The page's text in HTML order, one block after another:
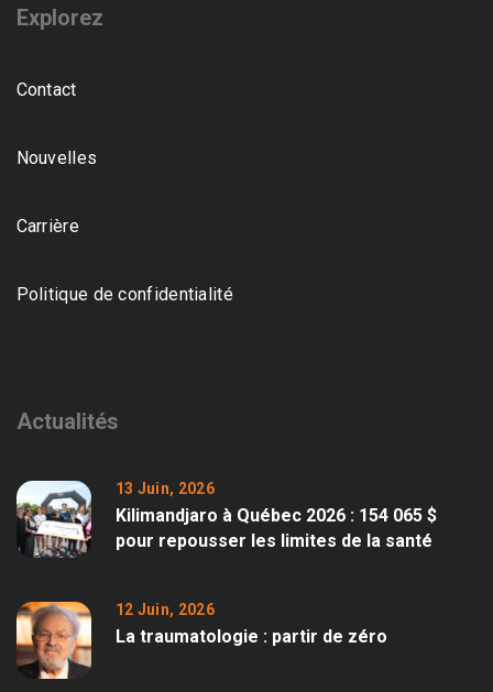
Explorez
Contact
Nouvelles
Carrière
Politique de confidentialité
Actualités
13 Juin, 2026
Kilimandjaro à Québec 2026 : 154 065 $
pour repousser les limites de la santé
12 Juin, 2026
La traumatologie : partir de zéro